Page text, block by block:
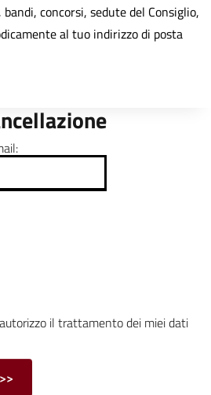
concorsi, sedute del Consiglio,
al tuo indirizzo di posta
il trattamento dei miei dati